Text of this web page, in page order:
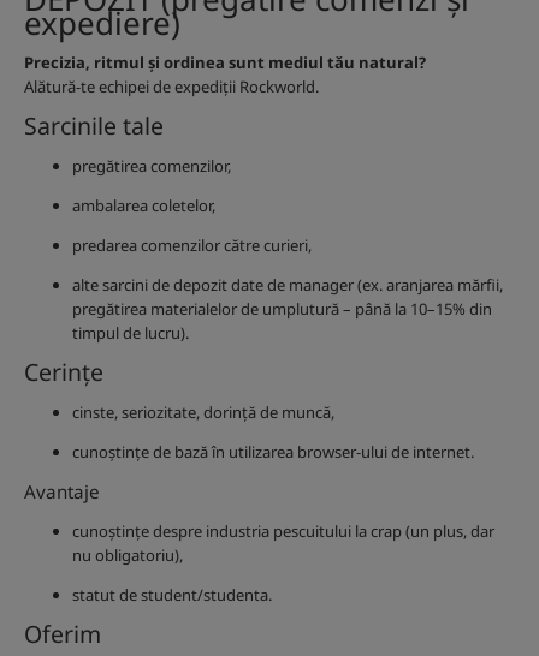
expediere)
Precizia, ritmul și ordinea sunt mediul tău natural?
Alătură-te echipei de expediții Rockworld.
Sarcinile tale
pregătirea comenzilor,
ambalarea coletelor,
predarea comenzilor către curieri,
alte sarcini de depozit date de manager (ex. aranjarea mărfii,
pregătirea materialelor de umplutură – până la 10–15% din
timpul de lucru).
Cerințe
cinste, seriozitate, dorință de muncă,
cunoștințe de bază în utilizarea browser-ului de internet.
Avantaje
cunoștințe despre industria pescuitului la crap (un plus, dar
nu obligatoriu),
statut de student/studenta.
Oferim